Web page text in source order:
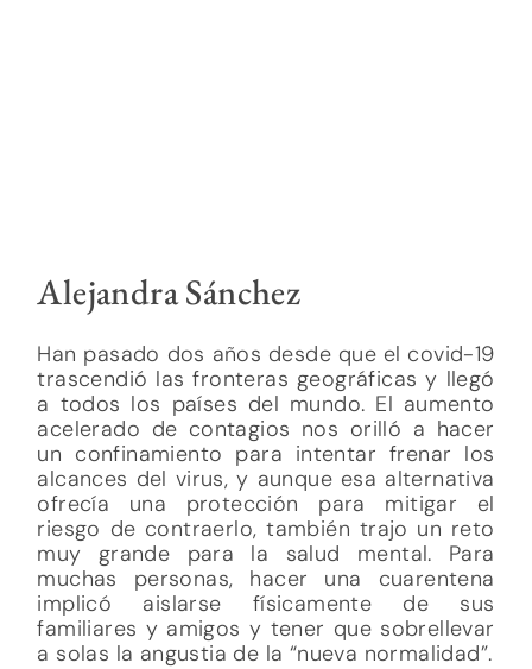
Alejandra Sánchez
Han pasado dos años desde que el covid-19
trascendió las fronteras geográficas y llegó
a todos los países del mundo. El aumento
acelerado de contagios nos orilló a hacer
un confinamiento para intentar frenar los
alcances del virus, y aunque esa alternativa
ofrecía una protección para mitigar el
riesgo de contraerlo, también trajo un reto
muy grande para la salud mental. Para
muchas personas, hacer una cuarentena
implicó aislarse físicamente de sus
familiares y amigos y tener que sobrellevar
a solas la angustia de la “nueva normalidad”.